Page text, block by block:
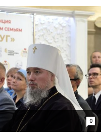
0